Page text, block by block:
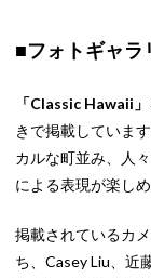
■フォトギャラ
「Classic Hawaii」
きで掲載していま
カルな町並み、人
による表現が楽しめ
掲載されているカ
ち、Casey Liu、近